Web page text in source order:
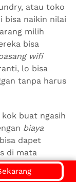
atau toko
bisa naikin nilai
milih
bisa
wifi
lo bisa
tanpa harus
buat ngasih
biaya
dapet
di mata
yang
WiFi.